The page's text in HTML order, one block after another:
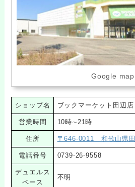
Google map
ショップ名 ブックマーケット田辺店
営業時間 10時∼21時
住所 〒646-0011 和歌山県
電話番号 0739-26-9558
デュエルス
ペース
不明